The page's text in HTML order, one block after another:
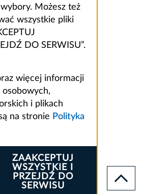
Możesz też
wszystkie pliki
DO SERWISU”.
więcej informacji
i plikach
na stronie Polityka
ZAAKCEPTUJ
WSZYSTKIE I
PRZEJDŹ DO
SERWISU